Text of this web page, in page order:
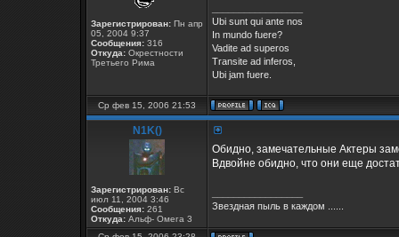
Зарегистрирован: Пн апр
05, 2004 9:37
Сообщения: 316
Откуда: Окрестности
Третьего Рима
Ubi sunt qui ante nos
In mundo fuere?
Vadite ad superos
Transite ad inferos,
Ubi jam fuere.
Ср фев 15, 2006 21:53
N1K()
Зарегистрирован: Вс
июл 11, 2004 3:46
Сообщения: 261
Откуда: Альф- Омега 3
Обидно, замечательные Актеры
Вдвойне обидно, что они еще
Звездная пыль в каждом ......